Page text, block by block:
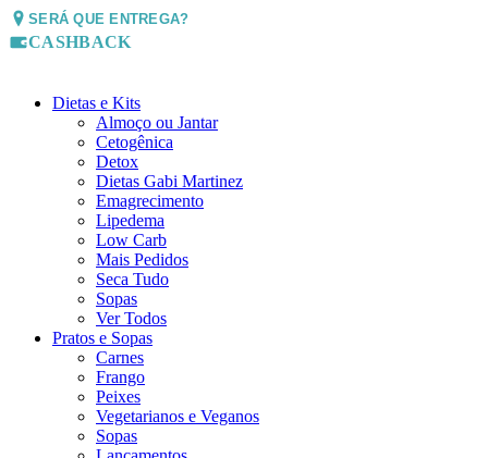
SERÁ QUE ENTREGA?
CASHBACK
Dietas e Kits
Almoço ou Jantar
Cetogênica
Detox
Dietas Gabi Martinez
Emagrecimento
Lipedema
Low Carb
Mais Pedidos
Seca Tudo
Sopas
Ver Todos
Pratos e Sopas
Carnes
Frango
Peixes
Vegetarianos e Veganos
Sopas